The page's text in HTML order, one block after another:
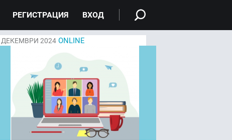
РЕГИСТРАЦИЯ ВХОД
ДЕКЕМВРИ 2024 ONLINE